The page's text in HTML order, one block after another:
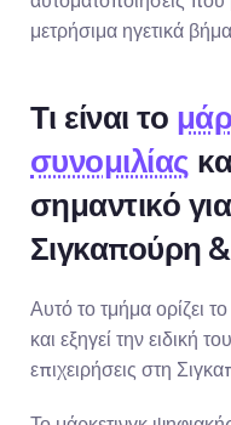
μετρήσιμα ηγετικά
Τι είναι το
συνομιλίας
σημαντικό
Σιγκαπούρη
Αυτό το τμήμα ορίζει
και εξηγεί την ειδική
επιχειρήσεις στη